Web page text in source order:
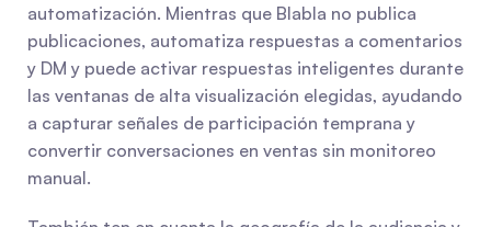
automatización. Mientras que Blabla no publica
publicaciones, automatiza respuestas a comentarios
y DM y puede activar respuestas inteligentes durante
las ventanas de alta visualización elegidas, ayudando
a capturar señales de participación temprana y
convertir conversaciones en ventas sin monitoreo
manual.